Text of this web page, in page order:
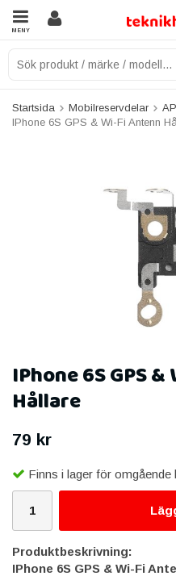
MENY
Startsida Mobilreservdelar
IPhone 6S GPS & Wi-Fi Antenn
IPhone 6S GPS
Hållare
79 kr
Finns i lager för omgående
Produktbeskrivning:
IPhone 6S GPS & Wi-Fi